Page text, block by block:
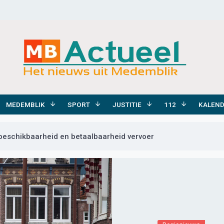
MEDEMBLIK SPORT JUSTITIE 112
en betaalbaarheid vervoer